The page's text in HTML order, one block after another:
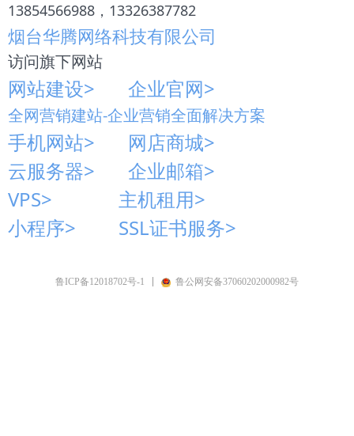
13854566988，13326387782
烟台华腾网络科技有限公司
访问旗下网站
网站建设> 企业官网>
全网营销建站-企业营销全面解决方案
手机网站>
网店商城>
云服务器>
企业邮箱>
VPS>
主机租用>
小程序>
SSL证书服务>
鲁ICP备12018702号-1 鲁公网安备37060202000982号